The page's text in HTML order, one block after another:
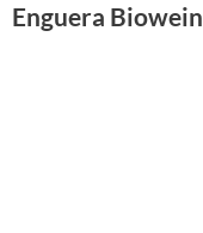
Enguera Biowein